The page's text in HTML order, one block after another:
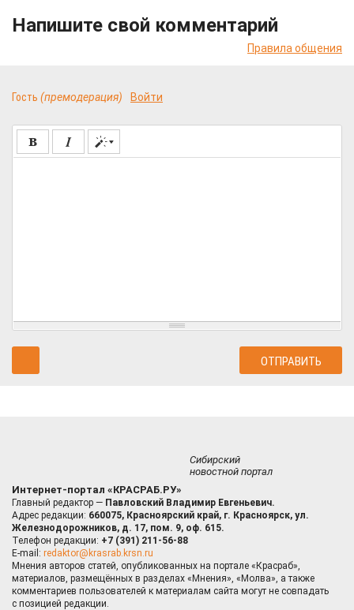
Напишите свой комментарий
Правила общения
Гость (премодерация) Войти
Сибирский
новостной портал
Интернет-портал «КРАСРАБ.РУ»
Главный редактор — Павловский Владимир Евгеньевич.
Адрес редакции: 660075, Красноярский край, г. Красноярск, ул.
Железнодорожников, д. 17, пом. 9, оф. 615.
Телефон редакции: +7 (391) 211-56-88
E-mail: redaktor@krasrab.krsn.ru
Мнения авторов статей, опубликованных на портале «Красраб»,
материалов, размещённых в разделах «Мнения», «Молва», а также
комментариев пользователей к материалам сайта могут не совпадать
с позицией редакции.